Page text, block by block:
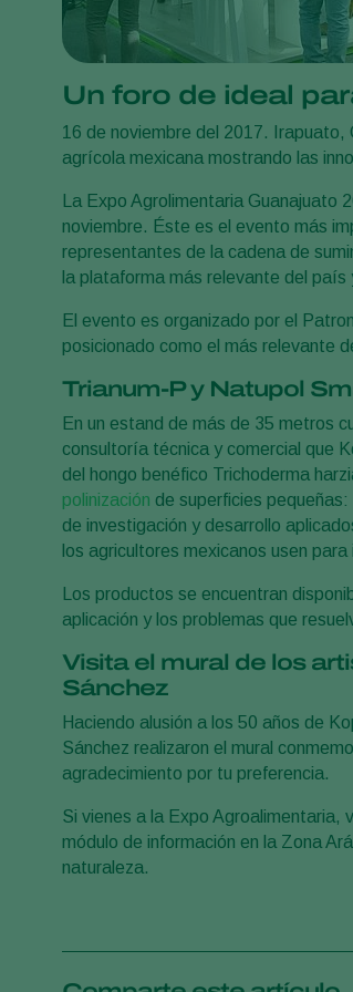
Un foro de ideal
16 de noviembre del 2017.
agrícola mexicana mostrando las
La Expo Agrolimentaria Guanajuato
noviembre. Éste es el evento más
representantes de la cadena de
la plataforma más relevante del país
El evento es organizado por el
posicionado como el más relevante
Trianum-P y Natupol
En un estand de más de 35 metros
consultoría técnica y comercial que
del hongo benéfico Trichoderma
polinización de superficies pequeñas:
de investigación y desarrollo
los agricultores mexicanos usen
Los productos se encuentran
aplicación y los problemas que
Visita el mural de los
Sánchez
Haciendo alusión a los 50 años de
Sánchez realizaron el mural
agradecimiento por tu preferencia.
Si vienes a la Expo Agroalimentaria,
módulo de información en la Zona
naturaleza.